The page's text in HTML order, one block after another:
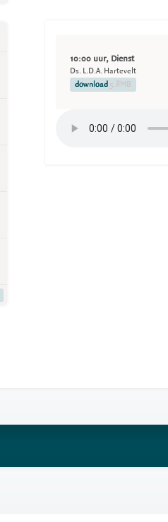
10:00 uur, Dienst
Ds. L.D.A. Hartevelt
download 5.8MB